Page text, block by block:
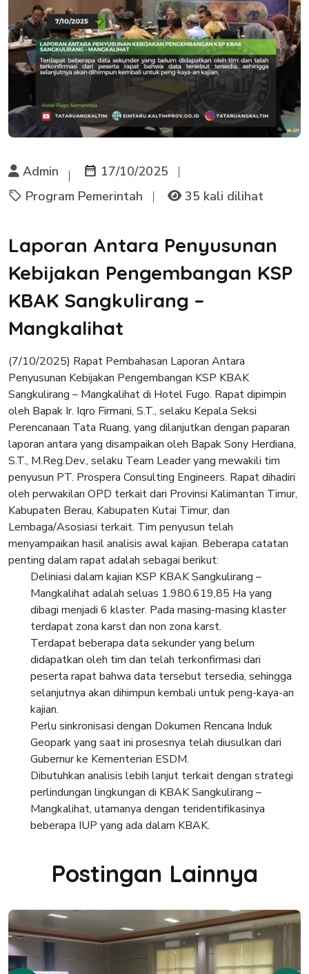
Admin
17/10/2025
Program Pemerintah
35 kali dilihat
Laporan Antara Penyusunan
Kebijakan Pengembangan KSP
KBAK Sangkulirang –
Mangkalihat
(7/10/2025) Rapat Pembahasan Laporan Antara
Penyusunan Kebijakan Pengembangan KSP KBAK
Sangkulirang – Mangkalihat di Hotel Fugo. Rapat dipimpin
oleh Bapak Ir. Iqro Firmani, S.T., selaku Kepala Seksi
Perencanaan Tata Ruang, yang dilanjutkan dengan paparan
laporan antara yang disampaikan oleh Bapak Sony Herdiana,
S.T., M.Reg.Dev., selaku Team Leader yang mewakili tim
penyusun PT. Prospera Consulting Engineers. Rapat dihadiri
oleh perwakilan OPD terkait dari Provinsi Kalimantan Timur,
Kabupaten Berau, Kabupaten Kutai Timur, dan
Lembaga/Asosiasi terkait. Tim penyusun telah
menyampaikan hasil analisis awal kajian. Beberapa catatan
penting dalam rapat adalah sebagai berikut:
Deliniasi dalam kajian KSP KBAK Sangkulirang –
Mangkalihat adalah seluas 1.980.619,85 Ha yang
dibagi menjadi 6 klaster. Pada masing-masing klaster
terdapat zona karst dan non zona karst.
Terdapat beberapa data sekunder yang belum
didapatkan oleh tim dan telah terkonfirmasi dari
peserta rapat bahwa data tersebut tersedia, sehingga
selanjutnya akan dihimpun kembali untuk peng-kaya-an
kajian.
Perlu sinkronisasi dengan Dokumen Rencana Induk
Geopark yang saat ini prosesnya telah diusulkan dari
Gubernur ke Kementerian ESDM.
Dibutuhkan analisis lebih lanjut terkait dengan strategi
perlindungan lingkungan di KBAK Sangkulirang –
Mangkalihat, utamanya dengan teridentifikasinya
beberapa IUP yang ada dalam KBAK.
Postingan Lainnya